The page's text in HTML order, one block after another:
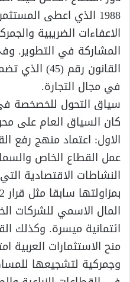
1988 الذي اعطى
الاعفاءات الضريبية
القانون رقم
في مجال التجارة.
سياق التحول للخصخصة
كان السياق العام على
الاول: اعتماد منهج رفع
عمل القطاع الخاص
النشاطات الاقتصادية
المال الاسمي للشركات
منح الاستثمارات العربية
وجمركية لتشجيعها